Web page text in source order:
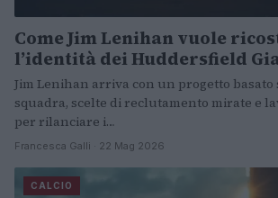
Come Jim Lenihan vuole
l’identità dei Huddersfield
Jim Lenihan arriva con un progetto
squadra, scelte di reclutamento mirate e
per rilanciare i…
Francesca Galli · 22 Mag 2026
CALCIO